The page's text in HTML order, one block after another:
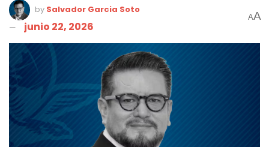
by Salvador Garcia Soto
junio 22, 2026
AA